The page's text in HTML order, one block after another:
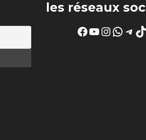
les réseaux
Facebook
YouTube
Instagram
WhatsApp